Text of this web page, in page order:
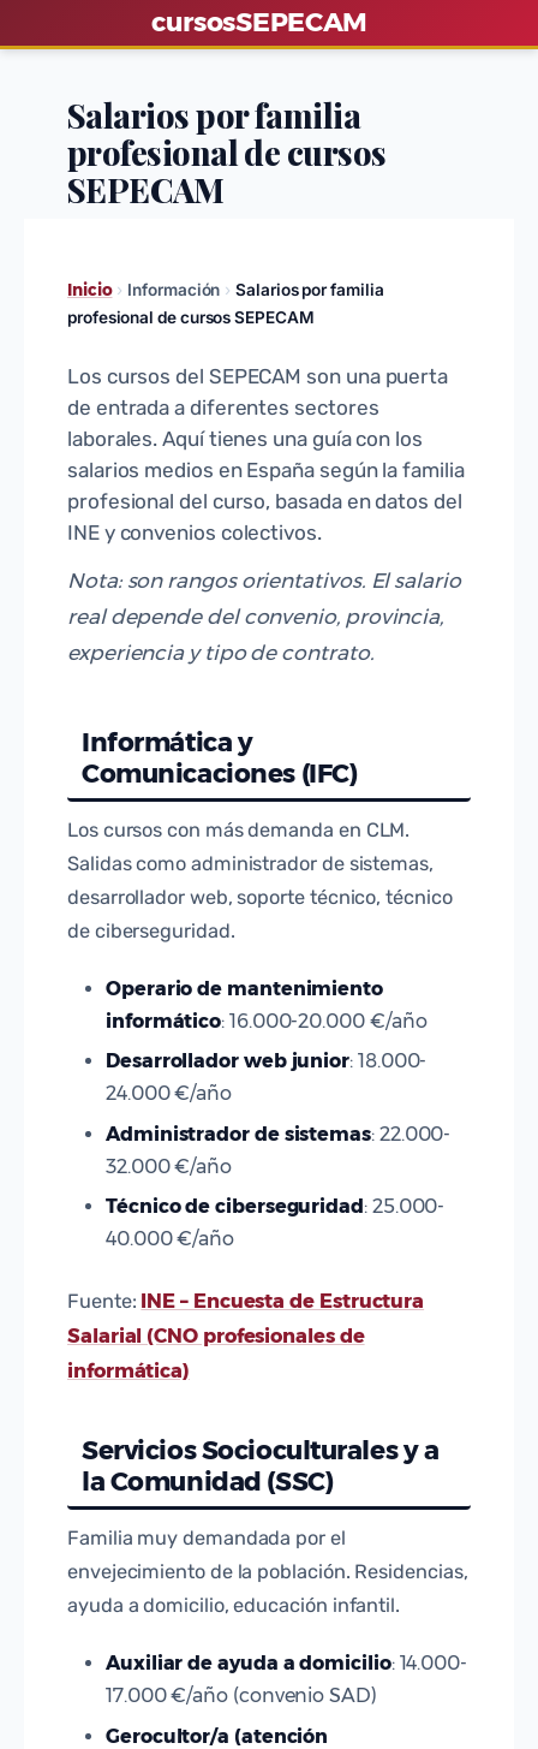
a
cursosSEPECAM
Salarios por familia
profesional de cursos
SEPECAM
Inicio › Información › Salarios por familia
profesional de cursos SEPECAM
Los cursos del SEPECAM son una puerta
de entrada a diferentes sectores
laborales. Aquí tienes una guía con los
salarios medios en España según la familia
profesional del curso, basada en datos del
INE y convenios colectivos.
Nota: son rangos orientativos. El salario
real depende del convenio, provincia,
experiencia y tipo de contrato.
Informática y
Comunicaciones (IFC)
Los cursos con más demanda en CLM.
Salidas como administrador de sistemas,
desarrollador web, soporte técnico, técnico
de ciberseguridad.
Operario de mantenimiento
informático: 16.000-20.000 €/año
Desarrollador web junior: 18.000-
24.000 €/año
Administrador de sistemas: 22.000-
32.000 €/año
Técnico de ciberseguridad : 25.000-
40.000 €/año
Fuente: INE – Encuesta de Estructura
Salarial (CNO profesionales de
informática)
Servicios Socioculturales y a
la Comunidad (SSC)
Familia muy demandada por el
envejecimiento de la población. Residencias,
ayuda a domicilio, educación infantil.
Auxiliar de ayuda a domicilio: 14.000-
17.000 €/año (convenio SAD)
Gerocultor/a (atención